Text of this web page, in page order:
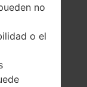
no
o el